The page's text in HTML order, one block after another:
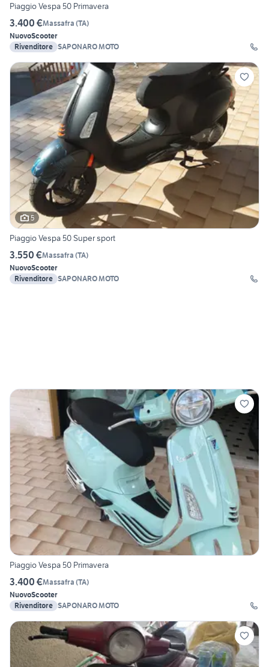
Piaggio Vespa 50 Primavera
3.400 €Massafra (TA)
NuovoScooter
Rivenditore SAPONARO MOTO
5
Piaggio Vespa 50 Super sport
3.550 €Massafra (TA)
NuovoScooter
Rivenditore SAPONARO MOTO
Piaggio Vespa 50 Primavera
3.400 €Massafra (TA)
NuovoScooter
Rivenditore SAPONARO MOTO